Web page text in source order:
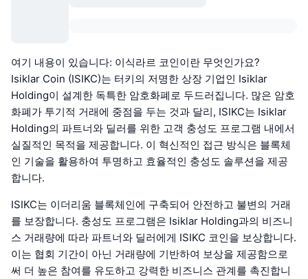
여기 내용이 있습니다: 이식라르 코인이란 무엇인가요?
Isiklar Coin (ISIKC)는 터키의 저명한 상장 기업인 Isiklar
Holding이 설계한 독특한 암호화폐로 두드러집니다. 많은 암호
화폐가 투기적 거래에 중점을 두는 것과 달리, ISIKC는 Isiklar
Holding의 파트너와 딜러를 위한 고객 충성도 프로그램 내에서
실질적인 목적을 제공합니다. 이 혁신적인 접근 방식은 블록체
인 기술을 활용하여 투명하고 효율적인 충성도 솔루션을 제공
합니다.
ISIKC는 이더리움 블록체인에 구축되어 안전하고 불변의 거래
를 보장합니다. 충성도 프로그램은 Isiklar Holding과의 비즈니
스 거래량에 따라 파트너와 딜러에게 ISIKC 코인을 보상합니다.
이는 협회 기간이 아닌 거래량에 기반하여 보상을 제공함으로
써 더 높은 참여를 유도하고 강력한 비즈니스 관계를 촉진합니